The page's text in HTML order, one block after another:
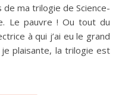
de ma trilogie de Science-
Le pauvre ! Ou tout du
à qui j’ai eu le grand
plaisante, la trilogie est